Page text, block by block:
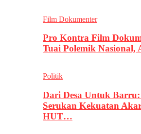
Film Dokumenter
Pro Kontra Film
Tuai Polemik
Politik
Dari Desa Untuk
Serukan Kekuatan
HUT…